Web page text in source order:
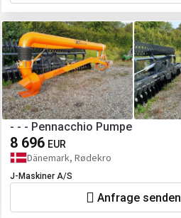
- - - Pennacchio Pumpe
8 696 EUR
Dänemark, Rødekro
J-Maskiner A/S
Anfrage senden